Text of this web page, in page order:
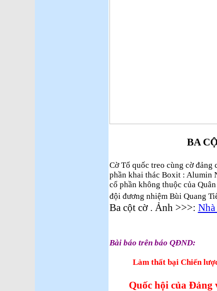
BA
Cờ Tổ quốc treo cùng cờ
phần khai thác Boxit : Alumin
cổ phần không thuộc của
đội đương nhiệm Bùi Quang
Ba cột cờ . Ảnh >>>:
Bài báo trên báo QĐND:
Làm thất bại Chiến
Quốc hội của Đảng